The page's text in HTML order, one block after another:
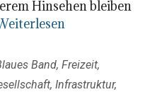
Hinsehen bleiben
Band, Freizeit,
, Infrastruktur,